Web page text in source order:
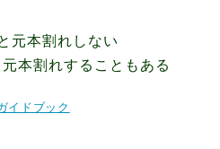
元本割れしない
本割れすることもある
イドブック